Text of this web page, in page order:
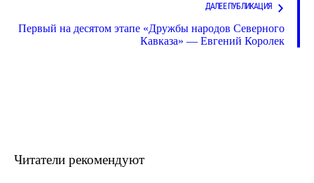
ДАЛЕЕ ПУБЛИКАЦИЯ
Первый на десятом этапе «Дружбы народов Северного
Кавказа» — Евгений Королек
Читатели рекомендуют